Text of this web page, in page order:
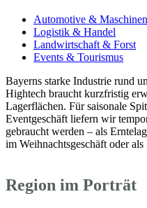
Automotive &
Logistik & Handel
Landwirtschaft & Forst
Events & Tourismus
Bayerns starke Industrie rund
Hightech braucht kurzfristig
Lagerflächen. Für saisonale
Eventgeschäft liefern wir
gebraucht werden – als
im Weihnachtsgeschäft oder
Region im Porträt